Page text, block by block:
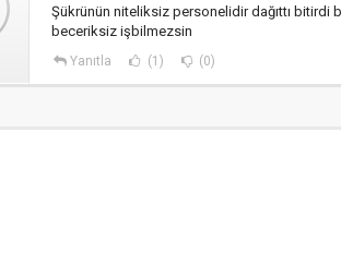
Şükrünün niteliksiz personelidir dağıttı bitirdi
beceriksiz işbilmezsin
Yanıtla (1) (0)